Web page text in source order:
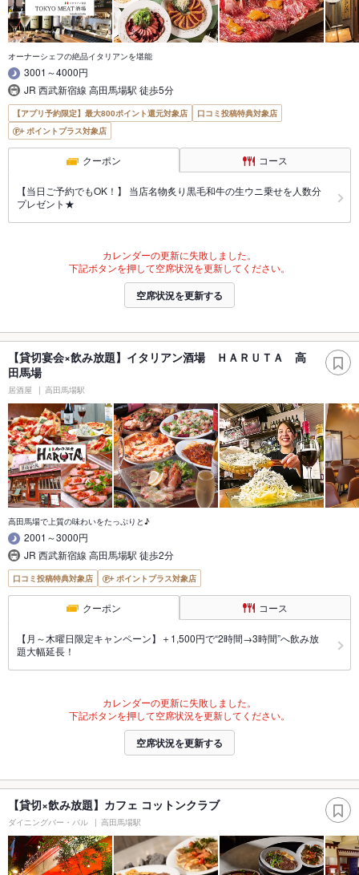
オーナーシェフの絶品イタリアンを堪能
3001～4000円
JR 西武新宿線 高田馬場駅 徒歩5分
【アプリ予約限定】最大800ポイント還元対象店
口コミ投稿特典対象店
ポイントプラス対象店
クーポン コース
【当日ご予約でもOK！】 当店名物炙り黒毛和牛の生ウニ乗せを人数分
プレゼント★
カレンダーの更新に失敗しました。
下記ボタンを押して空席状況を更新してください。
空席状況を更新する
【貸切宴会×飲み放題】イタリアン酒場 ＨＡＲＵＴＡ 高
田馬場
居酒屋 高田馬場駅
高田馬場で上質の味わいをたっぷりと♪
2001～3000円
JR 西武新宿線 高田馬場駅 徒歩2分
口コミ投稿特典対象店 ポイントプラス対象店
クーポン コース
【月～木曜日限定キャンペーン】＋1,500円で“2時間→3時間”へ飲み放
題大幅延長！
カレンダーの更新に失敗しました。
下記ボタンを押して空席状況を更新してください。
空席状況を更新する
【貸切×飲み放題】カフェ コットンクラブ
ダイニングバー・バル 高田馬場駅